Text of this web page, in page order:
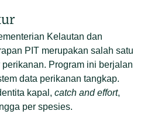
Kelautan dan
PIT merupakan salah satu
Program ini berjalan
data perikanan tangkap.
kapal,catch and effort,
per spesies.